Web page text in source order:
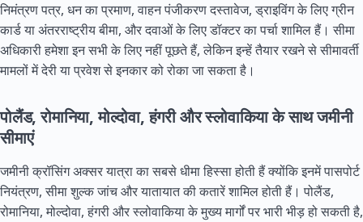
निमंत्रण पत्र, धन का प्रमाण, वाहन पंजीकरण दस्तावेज, ड्राइविंग के लिए ग्रीन
कार्ड या अंतरराष्ट्रीय बीमा, और दवाओं के लिए डॉक्टर का पर्चा शामिल हैं। सीमा
अधिकारी हमेशा इन सभी के लिए नहीं पूछते हैं, लेकिन इन्हें तैयार रखने से सीमावर्ती
मामलों में देरी या प्रवेश से इनकार को रोका जा सकता है।
पोलैंड, रोमानिया, मोल्दोवा, हंगरी और स्लोवाकिया के साथ जमीनी
सीमाएं
जमीनी क्रॉसिंग अक्सर यात्रा का सबसे धीमा हिस्सा होती हैं क्योंकि इनमें पासपोर्ट
नियंत्रण, सीमा शुल्क जांच और यातायात की कतारें शामिल होती हैं।पोलैंड,
रोमानिया, मोल्दोवा, हंगरी और स्लोवाकिया के मुख्य मार्गों पर भारी भीड़ हो सकती है,